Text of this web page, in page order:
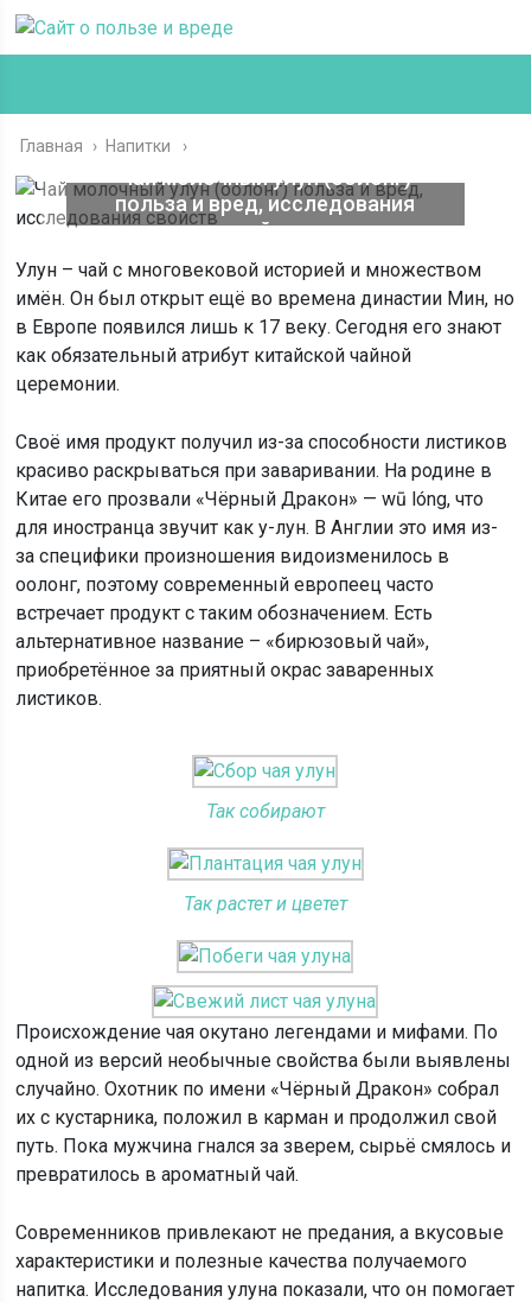
Главная › Напитки
Чай молочный улун (оолонг)
польза и вред, исследования
свойств
Улун – чай с многовековой историей и множеством
имён. Он был открыт ещё во времена династии Мин, но
в Европе появился лишь к 17 веку. Сегодня его знают
как обязательный атрибут китайской чайной
церемонии.
Своё имя продукт получил из-за способности листиков
красиво раскрываться при заваривании. На родине в
Китае его прозвали «Чёрный Дракон» — wū lóng, что
для иностранца звучит как у-лун. В Англии это имя из-
за специфики произношения видоизменилось в
оолонг, поэтому современный европеец часто
встречает продукт с таким обозначением. Есть
альтернативное название – «бирюзовый чай»,
приобретённое за приятный окрас заваренных
листиков.
Так собирают
Так растет и цветет
Происхождение чая окутано легендами и мифами. По
одной из версий необычные свойства были выявлены
случайно. Охотник по имени «Чёрный Дракон» собрал
их с кустарника, положил в карман и продолжил свой
путь. Пока мужчина гнался за зверем, сырьё смялось и
превратилось в ароматный чай.
Современников привлекают не предания, а вкусовые
характеристики и полезные качества получаемого
напитка. Исследования улуна показали, что он помогает